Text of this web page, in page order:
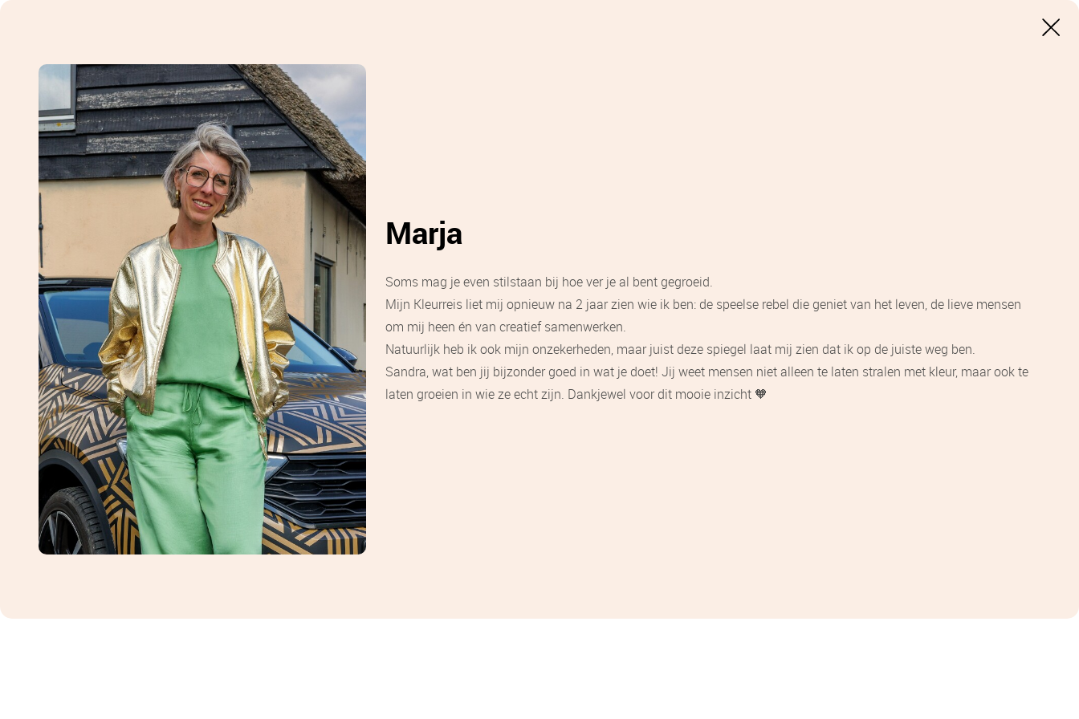
Marja
Soms mag je even stilstaan bij hoe ver je al bent gegroeid.
Mijn Kleurreis liet mij opnieuw na 2 jaar zien wie ik ben: de speelse rebel die geniet van het leven, de lieve mensen
om mij heen én van creatief samenwerken.
Natuurlijk heb ik ook mijn onzekerheden, maar juist deze spiegel laat mij zien dat ik op de juiste weg ben.
Sandra, wat ben jij bijzonder goed in wat je doet! Jij weet mensen niet alleen te laten stralen met kleur, maar ook te
laten groeien in wie ze echt zijn. Dankjewel voor dit mooie inzicht 🧡